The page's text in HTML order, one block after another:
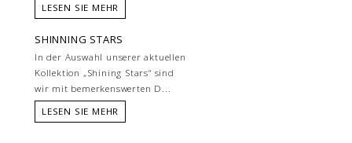
LESEN SIE MEHR
SHINNING STARS
In der Auswahl unserer aktuellen
Kollektion „Shining Stars“ sind
wir mit bemerkenswerten D...
LESEN SIE MEHR